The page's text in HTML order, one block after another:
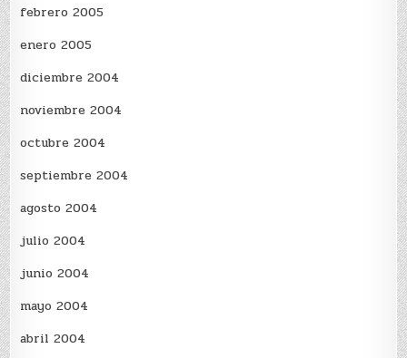
febrero 2005
enero 2005
diciembre 2004
noviembre 2004
octubre 2004
septiembre 2004
agosto 2004
julio 2004
junio 2004
mayo 2004
abril 2004